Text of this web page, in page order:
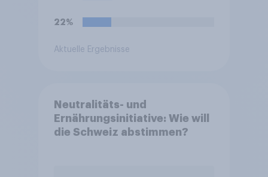
22%
Aktuelle Ergebnisse
Neutralitäts- und
Ernährungsinitiative: Wie will
die Schweiz abstimmen?